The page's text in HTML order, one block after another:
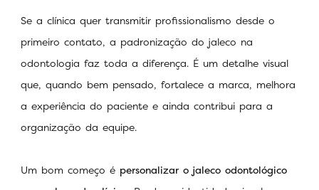
Se a clínica quer transmitir profissionalismo desde o
primeiro contato, a padronização do jaleco na
odontologia faz toda a diferença. É um detalhe visual
que, quando bem pensado, fortalece a marca, melhora
a experiência do paciente e ainda contribui para a
organização da equipe.
Um bom começo é personalizar o jaleco odontológico